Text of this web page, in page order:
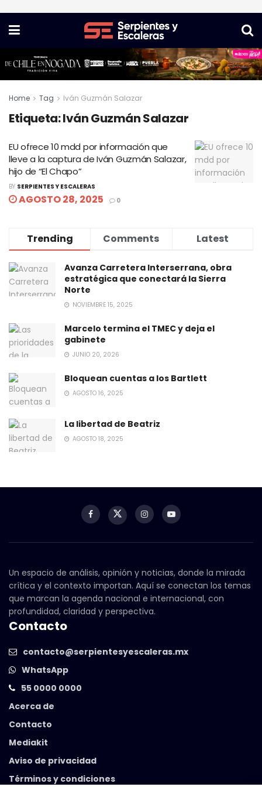
Home Tag Iván Guzmán Salazar
Etiqueta:Iván Guzmán Salazar
EU ofrece 10 mdd por información que
lleve a la captura de Iván Guzmán Salazar,
hijo de “El Chapo”
BY SERPIENTES Y ESCALERAS
AGOSTO 28, 2025 0
Trending Comments Latest
Avanza Carretera Interserrana, obra
estratégica que conectará la Sierra
Norte
NOVIEMBRE 15, 2025
Marcelo termina el TMEC y deja el
gabinete
JUNIO 20, 2026
Bloquean cuentas a los Bartlett
AGOSTO 16, 2025
La libertad de Beatriz
AGOSTO 18, 2025
Un espacio de análisis, opinión y noticias, donde la mirada
crítica y el contexto importan. Aquí se conectan los temas
que marcan la agenda nacional e internacional, con
profundidad, claridad y perspectiva.
Contacto
contacto@serpientesyescaleras.mx
WhatsApp
55 0000 0000
Acerca de
Contacto
Mediakit
Aviso de privacidad
Términos y condiciones